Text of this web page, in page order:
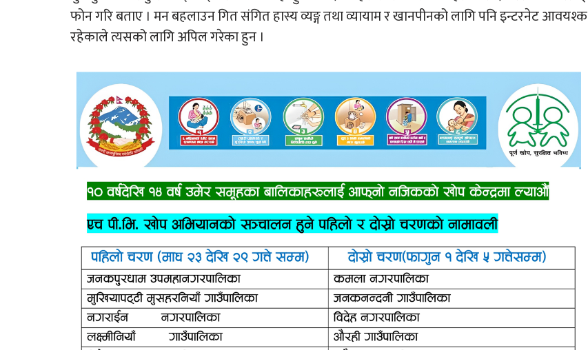
फोन गरि बताए । मन बहलाउन गित संगित हास्य व्यङ्ग तथा व्यायाम र खानपीनको लागि पनि इन्टरनेट आवयश्क
रहेकाले त्यसको लागि अपिल गरेका हुन ।